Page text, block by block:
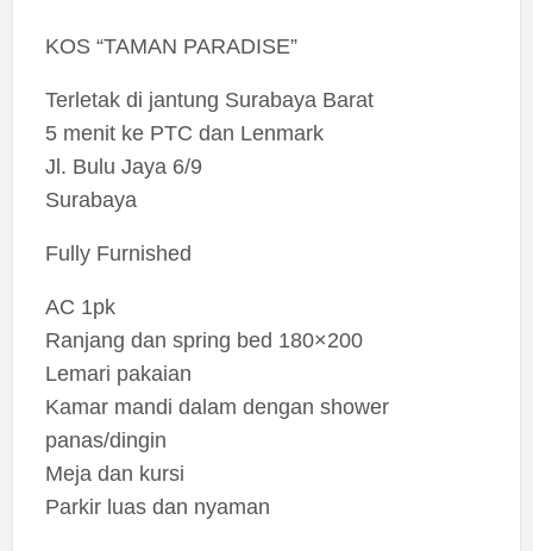
KOS “TAMAN PARADISE”
Terletak di jantung Surabaya Barat
5 menit ke PTC dan Lenmark
Jl. Bulu Jaya 6/9
Surabaya
Fully Furnished
AC 1pk
Ranjang dan spring bed 180×200
Lemari pakaian
Kamar mandi dalam dengan shower
panas/dingin
Meja dan kursi
Parkir luas dan nyaman